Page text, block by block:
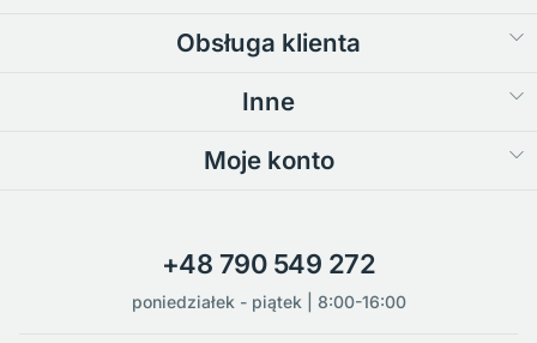
Obsługa klienta
Inne
Moje konto
+48 790 549 272
poniedziałek - piątek | 8:00-16:00